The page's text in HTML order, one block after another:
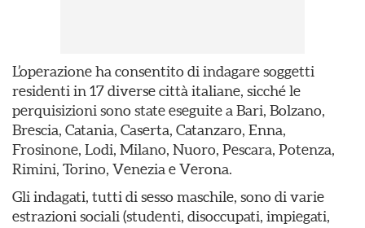
L’operazione ha consentito di indagare soggetti
residenti in 17 diverse città italiane, sicché le
perquisizioni sono state eseguite a Bari, Bolzano,
Brescia, Catania, Caserta, Catanzaro, Enna,
Frosinone, Lodi, Milano, Nuoro, Pescara, Potenza,
Rimini, Torino, Venezia e Verona.
Gli indagati, tutti di sesso maschile, sono di varie
estrazioni sociali (studenti, disoccupati, impiegati,